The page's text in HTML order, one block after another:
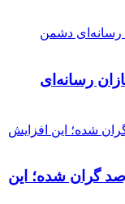
رسانه‌ای
همتی درباره دلار/ دلار ۱۶ درصد گران شده؛ این